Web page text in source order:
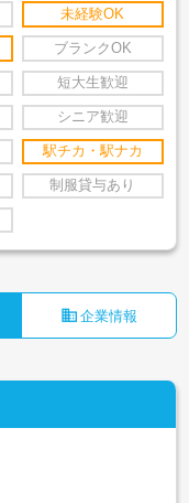
未経験OK
ブランクOK
短大生歓迎
シニア歓迎
駅チカ・駅ナカ
制服貸与あり
business 企業情報